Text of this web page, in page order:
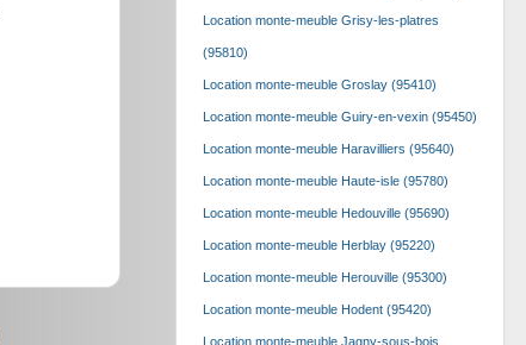
Location monte-meuble Grisy-les-platres
(95810)
Location monte-meuble Groslay (95410)
Location monte-meuble Guiry-en-vexin (95450)
Location monte-meuble Haravilliers (95640)
Location monte-meuble Haute-isle (95780)
Location monte-meuble Hedouville (95690)
Location monte-meuble Herblay (95220)
Location monte-meuble Herouville (95300)
Location monte-meuble Hodent (95420)
Location monte-meuble Jagny-sous-bois